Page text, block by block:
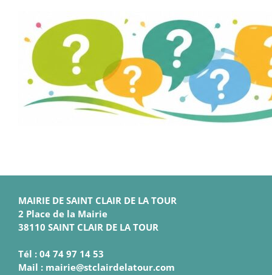
MAIRIE DE SAINT CLAIR DE LA TOUR
2 Place de la Mairie
38110 SAINT CLAIR DE LA TOUR
Tél : 04 74 97 14 53
Mail : mairie@stclairdelatour.com